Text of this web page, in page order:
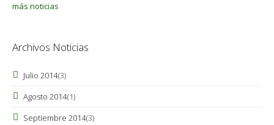
más noticias
Archivos Noticias
Julio 2014(3)
Agosto 2014(1)
Septiembre 2014(3)